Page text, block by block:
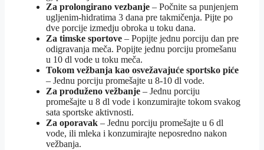
Za prolongirano vezbanje – Počnite sa punjenjem
ugljenim-hidratima 3 dana pre takmičenja. Pijte po
dve porcije izmedju obroka u toku dana.
Za timske sportove – Popijte jednu porciju dan pre
odigravanja meča. Popijte jednu porciju promešanu
u 10 dl vode u toku meča.
Tokom vežbanja kao osvežavajuće sportsko piće
– Jednu porciju promešajte u 8-10 dl vode.
Za produženo vežbanje – Jednu porciju
promešajte u 8 dl vode i konzumirajte tokom svakog
sata sportske aktivnosti.
Za oporavak – Jednu porciju promešajte u 6 dl
vode, ili mleka i konzumirajte neposredno nakon
vežbanja.